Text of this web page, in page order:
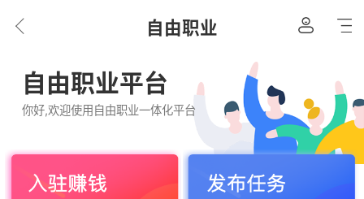
自由职业
自由职业平台
你好,欢迎使用自由职业一体化平台